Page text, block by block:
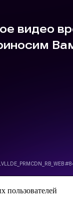
пользователей